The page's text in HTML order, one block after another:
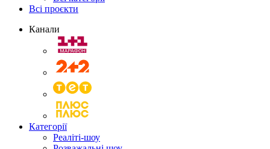
Всі проєкти
Канали
Категорії
Реаліті-шоу